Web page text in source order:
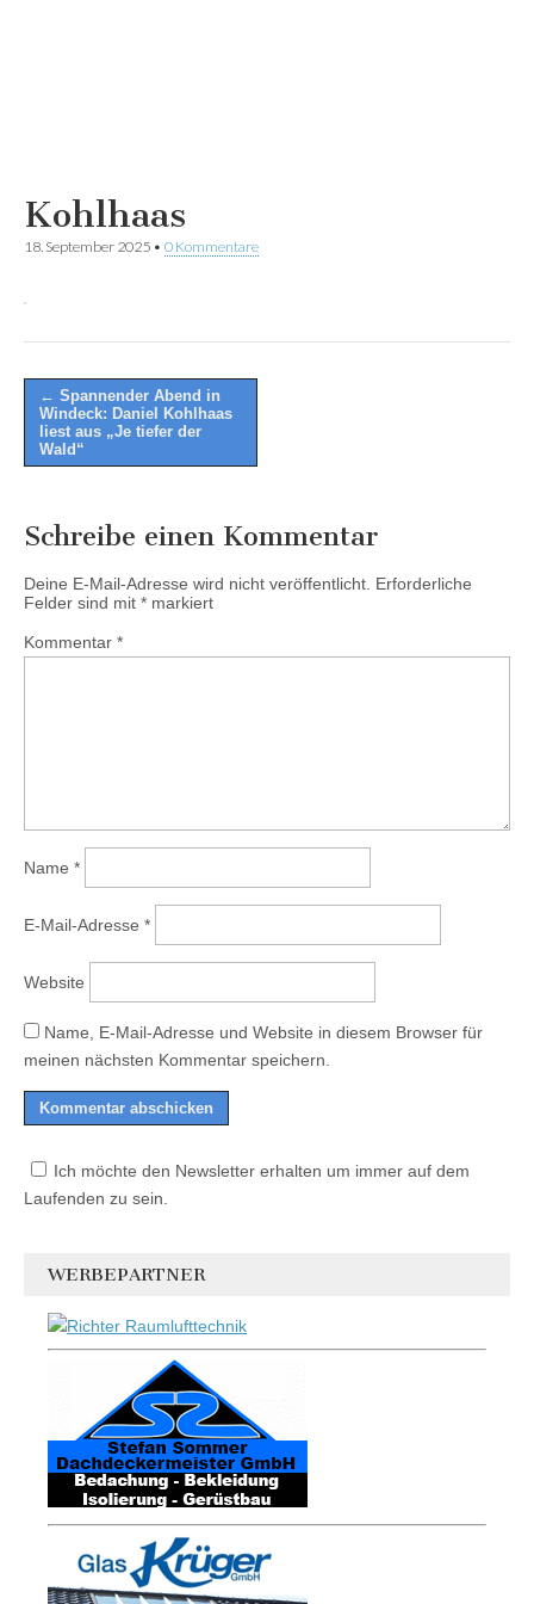
Kohlhaas
18. September 2025 • 0 Kommentare
Post
navigation
← Spannender Abend in
Windeck: Daniel Kohlhaas
liest aus „Je tiefer der
Wald“
Schreibe einen Kommentar
Deine E-Mail-Adresse wird nicht veröffentlicht. Erforderliche
Felder sind mit * markiert
Kommentar *
Name *
E-Mail-Adresse *
Website
Name, E-Mail-Adresse und Website in diesem Browser für
meinen nächsten Kommentar speichern.
Ich möchte den Newsletter erhalten um immer auf dem
Laufenden zu sein.
WERBEPARTNER